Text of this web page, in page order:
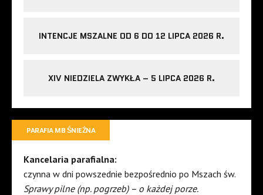
INTENCJE MSZALNE OD 6 DO 12 LIPCA 2026 R.
XIV NIEDZIELA ZWYKŁA – 5 LIPCA 2026 R.
PARAFIA MB ŚNIEŻNA
Kancelaria parafialna:
czynna w dni powszednie bezpośrednio po Mszach św.
Sprawy pilne (np. pogrzeb) – o każdej porze.